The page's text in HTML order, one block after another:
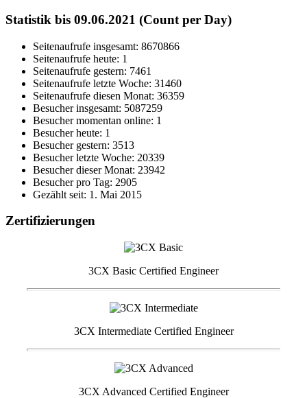
Statistik bis 09.06.2021 (Count per Day)
Seitenaufrufe insgesamt: 8670866
Seitenaufrufe heute: 1
Seitenaufrufe gestern: 7461
Seitenaufrufe letzte Woche: 31460
Seitenaufrufe diesen Monat: 36359
Besucher insgesamt: 5087259
Besucher momentan online: 1
Besucher heute: 1
Besucher gestern: 3513
Besucher letzte Woche: 20339
Besucher dieser Monat: 23942
Besucher pro Tag: 2905
Gezählt seit: 1. Mai 2015
Zertifizierungen
3CX Basic Certified Engineer
3CX Intermediate Certified Engineer
3CX Advanced Certified Engineer